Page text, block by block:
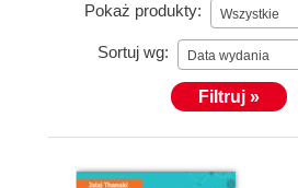
Pokaż produkty: Wszystkie
Sortuj wg: Data wydania
Filtruj »